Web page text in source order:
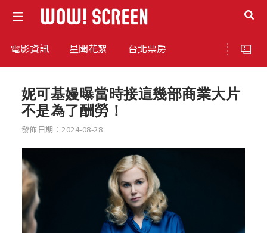
電影資訊 星聞花絮 台北票房
妮可基嫚曝當時接這幾部商業大片
不是為了酬勞！
發佈日期：2024-08-28